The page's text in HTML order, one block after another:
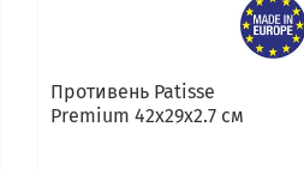
Противень Patisse
Premium 42х29х2.7 см